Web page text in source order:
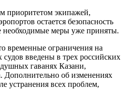
приоритетом экипажей,
остается безопасность
необходимые меры уже приняты.
временные ограничения на
введены в трех российских
гаванях Казани,
Дополнительно об изменениях
устранения всех проблем,